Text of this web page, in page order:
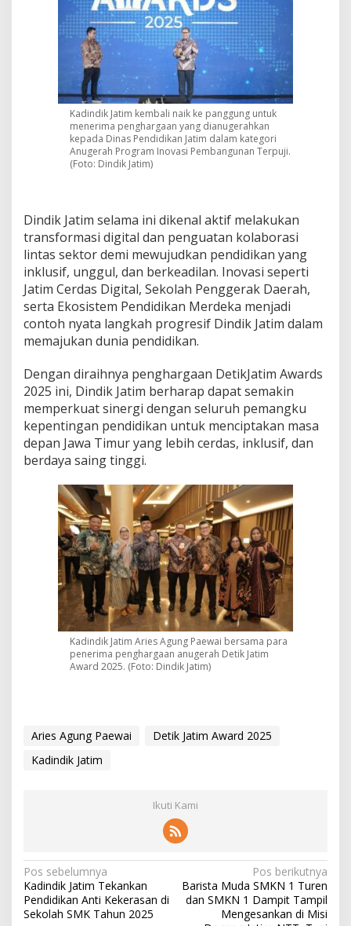
Kadindik Jatim kembali naik ke panggung untuk
menerima penghargaan yang dianugerahkan
kepada Dinas Pendidikan Jatim dalam kategori
Anugerah Program Inovasi Pembangunan Terpuji.
(Foto: Dindik Jatim)
Dindik Jatim selama ini dikenal aktif melakukan
transformasi digital dan penguatan kolaborasi
lintas sektor demi mewujudkan pendidikan yang
inklusif, unggul, dan berkeadilan. Inovasi seperti
Jatim Cerdas Digital, Sekolah Penggerak Daerah,
serta Ekosistem Pendidikan Merdeka menjadi
contoh nyata langkah progresif Dindik Jatim dalam
memajukan dunia pendidikan.
Dengan diraihnya penghargaan DetikJatim Awards
2025 ini, Dindik Jatim berharap dapat semakin
memperkuat sinergi dengan seluruh pemangku
kepentingan pendidikan untuk menciptakan masa
depan Jawa Timur yang lebih cerdas, inklusif, dan
berdaya saing tinggi.
Kadindik Jatim Aries Agung Paewai bersama para
penerima penghargaan anugerah Detik Jatim
Award 2025. (Foto: Dindik Jatim)
Aries Agung Paewai
Detik Jatim Award 2025
Kadindik Jatim
Ikuti Kami
N
a
v
Pos sebelumnya
Kadindik Jatim Tekankan
Pendidikan Anti Kekerasan di
Sekolah SMK Tahun 2025
Pos berikutnya
Barista Muda SMKN 1 Turen
dan SMKN 1 Dampit Tampil
Mengesankan di Misi